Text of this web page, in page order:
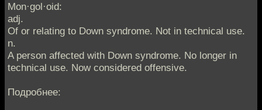
Mon·gol·oid:
adj.
Of or relating to Down syndrome. Not in technical use.
n.
A person affected with Down syndrome. No longer in
technical use. Now considered offensive.
Подробнее: